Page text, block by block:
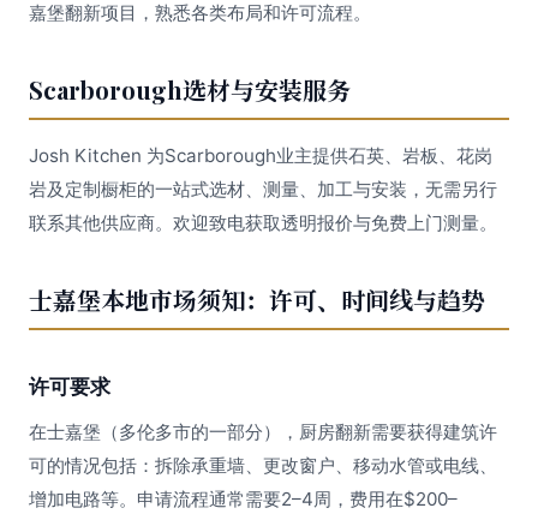
嘉堡翻新项目，熟悉各类布局和许可流程。
Scarborough选材与安装服务
Josh Kitchen 为Scarborough业主提供石英、岩板、花岗
岩及定制橱柜的一站式选材、测量、加工与安装，无需另行
联系其他供应商。欢迎致电获取透明报价与免费上门测量。
士嘉堡本地市场须知：许可、时间线与趋势
许可要求
在士嘉堡（多伦多市的一部分），厨房翻新需要获得建筑许
可的情况包括：拆除承重墙、更改窗户、移动水管或电线、
增加电路等。申请流程通常需要2–4周，费用在$200–